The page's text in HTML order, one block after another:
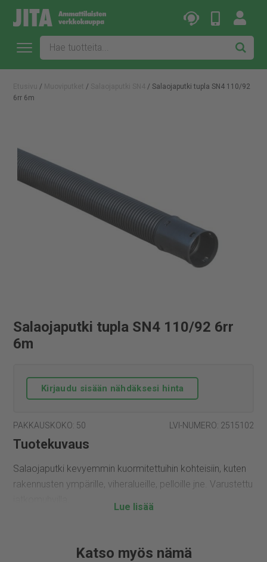
/ /
/ Salaojaputki tupla SN4 110/92
6rr 6m
Salaojaputki tupla SN4 110/92 6rr
6m
Kirjaudu sisään nähdäksesi hinta
PAKKAUSKOKO: 50 LVI-NUMERO: 2515102
Tuotekuvaus
Salaojaputki kevyemmin kuormitettuihin kohteisiin, kuten
rakennusten ympärille, viheralueille, pelloille jne. Varustettu
Katso myös nämä